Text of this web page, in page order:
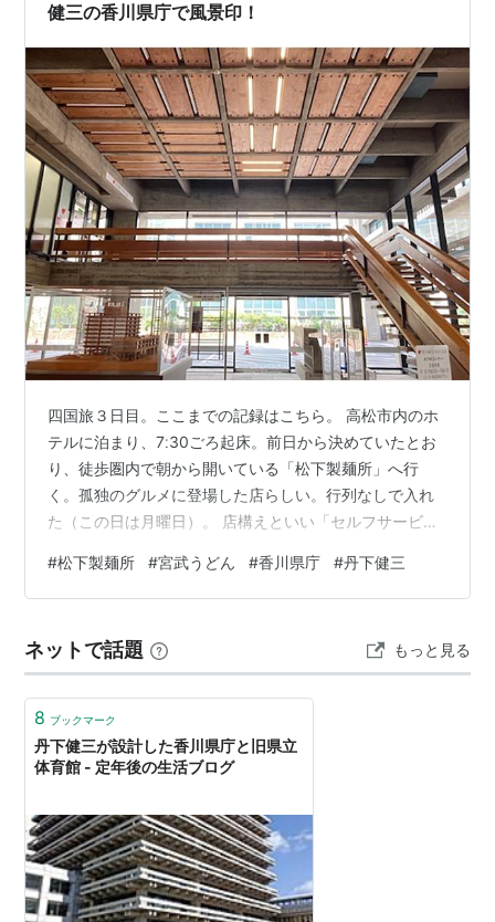
健三の香川県庁で風景印！
四国旅３日目。ここまでの記録はこちら。 高松市内のホ
テルに泊まり、7ː30ごろ起床。前日から決めていたとお
り、徒歩圏内で朝から開いている「松下製麺所」へ行
く。孤独のグルメに登場した店らしい。行列なしで入れ
た（この日は月曜日）。 店構えといい「セルフサービ
い身としては若干尻込みしてしまうんだけど、外の張り
紙に注文の仕方が説明してあって、初心者も受け入れて
温 or 冷を伝える。冷たいうどんに冷たいつゆで注文し、
丼を受け取る。天かす・ねぎ・しょうがは自分でのせ
る。店内は人がすれ違えないほどの狭さで、…
#松下製麺所 #宮武うどん #香川県庁 #丹下健三
ネットで話題 もっと見る
8 ブックマーク
丹下健三が設計した香川県庁と旧県立
体育館 - 定年後の生活ブログ